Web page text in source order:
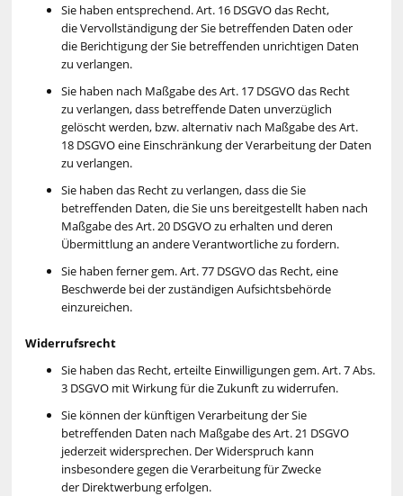
Sie haben entsprechend. Art. 16 DSGVO das Recht,
die Vervollständigung der Sie betreffenden Daten oder
die Berichtigung der Sie betreffenden unrichtigen Daten
zu verlangen.
Sie haben nach Maßgabe des Art. 17 DSGVO das Recht
zu verlangen, dass betreffende Daten unverzüglich
gelöscht werden, bzw. alternativ nach Maßgabe des Art.
18 DSGVO eine Einschränkung der Verarbeitung der Daten
zu verlangen.
Sie haben das Recht zu verlangen, dass die Sie
betreffenden Daten, die Sie uns bereitgestellt haben nach
Maßgabe des Art. 20 DSGVO zu erhalten und deren
Übermittlung an andere Verantwortliche zu fordern.
Sie haben ferner gem. Art. 77 DSGVO das Recht, eine
Beschwerde bei der zuständigen Aufsichtsbehörde
einzureichen.
Widerrufsrecht
Sie haben das Recht, erteilte Einwilligungen gem. Art. 7 Abs.
3 DSGVO mit Wirkung für die Zukunft zu widerrufen.
Sie können der künftigen Verarbeitung der Sie
betreffenden Daten nach Maßgabe des Art. 21 DSGVO
jederzeit widersprechen. Der Widerspruch kann
insbesondere gegen die Verarbeitung für Zwecke
der Direktwerbung erfolgen.